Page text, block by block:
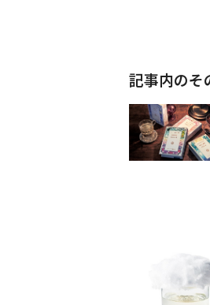
記事内のそ